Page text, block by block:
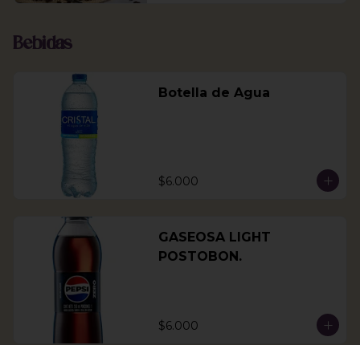
Bebidas
Botella de Agua
$6.000
GASEOSA LIGHT
POSTOBON.
$6.000